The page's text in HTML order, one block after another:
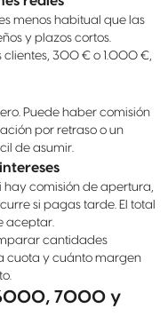
menos habitual que las
y plazos cortos.
clientes, 300 € o 1.000 €,
Puede haber comisión
por retraso o un
de asumir.
hay comisión de apertura,
si pagas tarde. El total
aceptar.
cantidades
cuota y cuánto margen
7000 y